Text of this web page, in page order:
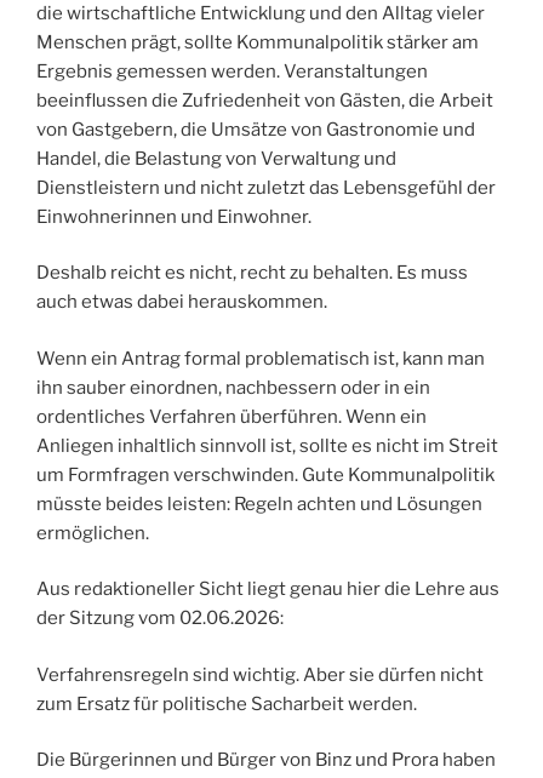
die wirtschaftliche Entwicklung und den Alltag vieler
Menschen prägt, sollte Kommunalpolitik stärker am
Ergebnis gemessen werden. Veranstaltungen
beeinflussen die Zufriedenheit von Gästen, die Arbeit
von Gastgebern, die Umsätze von Gastronomie und
Handel, die Belastung von Verwaltung und
Dienstleistern und nicht zuletzt das Lebensgefühl der
Einwohnerinnen und Einwohner.
Deshalb reicht es nicht, recht zu behalten. Es muss
auch etwas dabei herauskommen.
Wenn ein Antrag formal problematisch ist, kann man
ihn sauber einordnen, nachbessern oder in ein
ordentliches Verfahren überführen. Wenn ein
Anliegen inhaltlich sinnvoll ist, sollte es nicht im Streit
um Formfragen verschwinden. Gute Kommunalpolitik
müsste beides leisten: Regeln achten und Lösungen
ermöglichen.
Aus redaktioneller Sicht liegt genau hier die Lehre aus
der Sitzung vom 02.06.2026:
Verfahrensregeln sind wichtig. Aber sie dürfen nicht
zum Ersatz für politische Sacharbeit werden.
Die Bürgerinnen und Bürger von Binz und Prora haben